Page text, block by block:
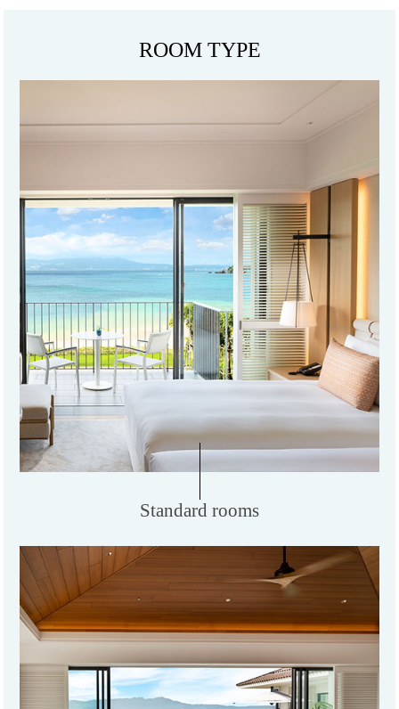
ROOM TYPE
Standard rooms